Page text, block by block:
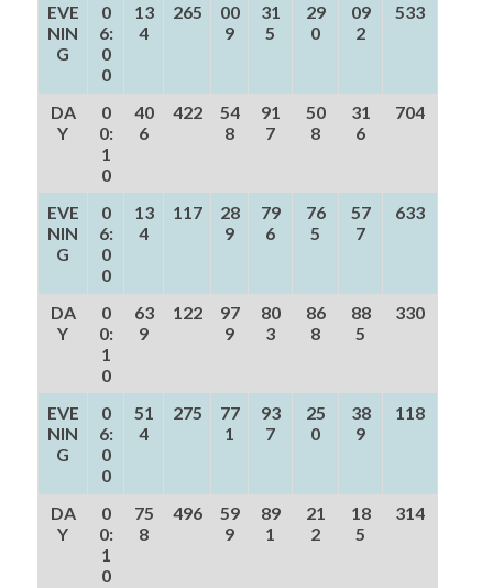
EVE
NIN
G
0
6:
0
0
13
4
265
00
9
31
5
29
0
09
2
533
DA
Y
0
0:
1
0
40
6
422
54
8
91
7
50
8
31
6
704
EVE
NIN
G
0
6:
0
0
13
4
117
28
9
79
6
76
5
57
7
633
DA
Y
0
0:
1
0
63
9
122
97
9
80
3
86
8
88
5
330
EVE
NIN
G
0
6:
0
0
51
4
275
77
1
93
7
25
0
38
9
118
DA
Y
0
0:
1
0
75
8
496
59
9
89
1
21
2
18
5
314